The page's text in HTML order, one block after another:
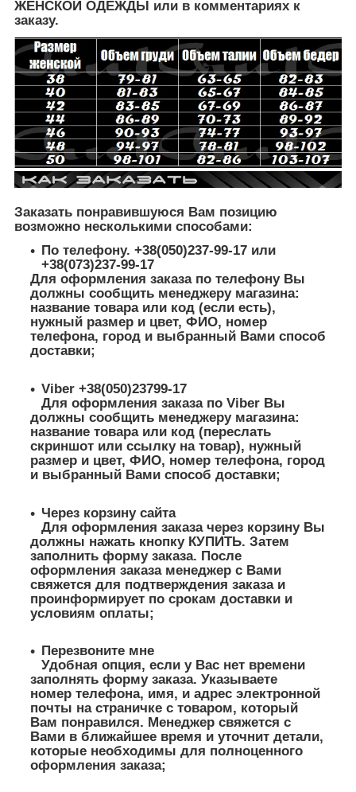
ЖЕНСКОЙ ОДЕЖДЫ или в комментариях к
заказу.
Заказать понравившуюся Вам позицию
возможно несколькими способами:
По телефону. +38(050)237-99-17 или
+38(073)237-99-17
Для оформления заказа по телефону Вы
должны сообщить менеджеру магазина:
название товара или код (если есть),
нужный размер и цвет, ФИО, номер
телефона, город и выбранный Вами способ
доставки;
Viber +38(050)23799-17
Для оформления заказа по Viber Вы
должны сообщить менеджеру магазина:
название товара или код (переслать
скриншот или ссылку на товар), нужный
размер и цвет, ФИО, номер телефона, город
и выбранный Вами способ доставки;
Через корзину сайта
Для оформления заказа через корзину Вы
должны нажать кнопку КУПИТЬ. Затем
заполнить форму заказа. После
оформления заказа менеджер с Вами
свяжется для подтверждения заказа и
проинформирует по срокам доставки и
условиям оплаты;
Перезвоните мне
Удобная опция, если у Вас нет времени
заполнять форму заказа. Указываете
номер телефона, имя, и адрес электронной
почты на страничке с товаром, который
Вам понравился. Менеджер свяжется с
Вами в ближайшее время и уточнит детали,
которые необходимы для полноценного
оформления заказа;